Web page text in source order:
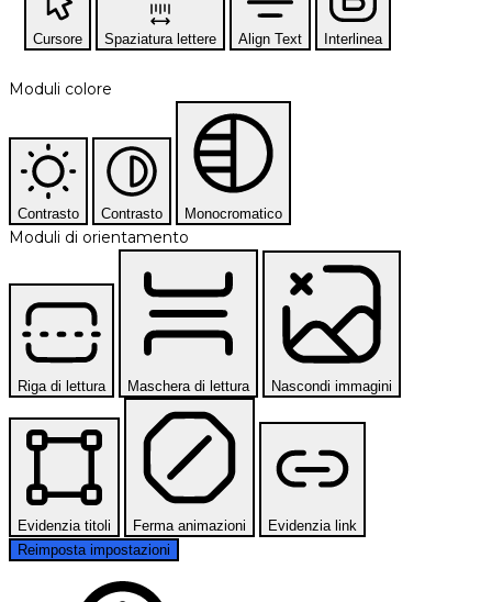
Cursore Spaziatura lettere Align Text Interlinea
Moduli colore
Contrasto Contrasto Monocromatico
Moduli di orientamento
Riga di lettura Maschera di lettura Nascondi immagini
Evidenzia titoli Ferma animazioni
Evidenzia link
Reimposta impostazioni